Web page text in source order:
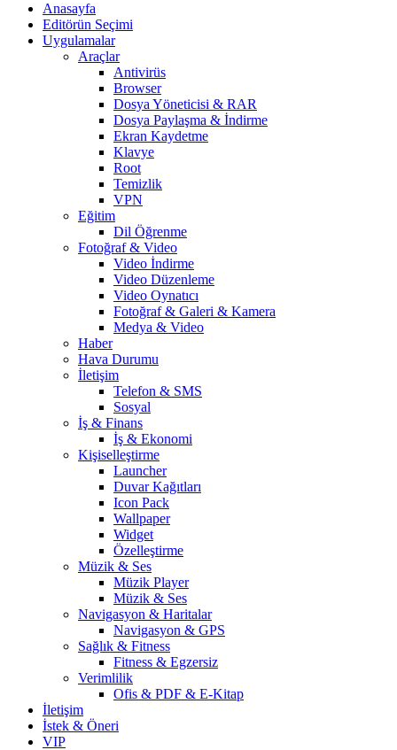
Anasayfa
Editörün Seçimi
Uygulamalar
Araçlar
Antivirüs
Browser
Dosya Yöneticisi & RAR
Dosya Paylaşma & İndirme
Ekran Kaydetme
Klavye
Root
Temizlik
VPN
Eğitim
Dil Öğrenme
Fotoğraf & Video
Video İndirme
Video Düzenleme
Video Oynatıcı
Fotoğraf & Galeri & Kamera
Medya & Video
Haber
Hava Durumu
İletişim
Telefon & SMS
Sosyal
İş & Finans
İş & Ekonomi
Kişiselleştirme
Launcher
Duvar Kağıtları
Icon Pack
Wallpaper
Widget
Özelleştirme
Müzik & Ses
Müzik Player
Müzik & Ses
Navigasyon & Haritalar
Navigasyon & GPS
Sağlık & Fitness
Fitness & Egzersiz
Verimlilik
Ofis & PDF & E-Kitap
İletişim
İstek & Öneri
VIP